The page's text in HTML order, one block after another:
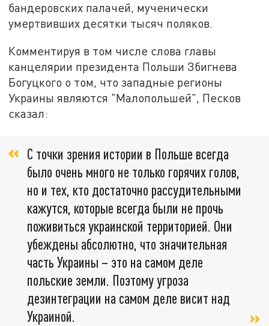
бандеровских палачей, мученически
умертвивших десятки тысяч поляков.
Комментируя в том числе слова главы
канцелярии президента Польши Збигнева
Богуцкого о том, что западные регионы
Украины являются "Малопольшей", Песков
сказал:
С точки зрения истории в Польше всегда
было очень много не только горячих голов,
но и тех, кто достаточно рассудительными
кажутся, которые всегда были не прочь
поживиться украинской территорией. Они
убеждены абсолютно, что значительная
часть Украины – это на самом деле
польские земли. Поэтому угроза
дезинтеграции на самом деле висит над
Украиной.